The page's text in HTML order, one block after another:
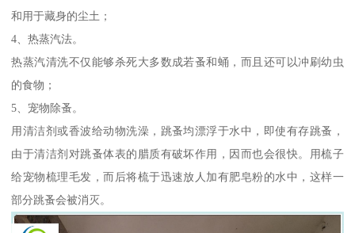
和用于藏身的尘土；
4、热蒸汽法。
热蒸汽清洗不仅能够杀死大多数成若蚤和蛹，而且还可以冲刷幼虫
的食物；
5、宠物除蚤。
用清洁剂或香波给动物洗澡，跳蚤均漂浮于水中，即使有存跳蚤，
由于清洁剂对跳蚤体表的腊质有破坏作用，因而也会很快。用梳子
给宠物梳理毛发，而后将梳于迅速放人加有肥皂粉的水中，这样一
部分跳蚤会被消灭。